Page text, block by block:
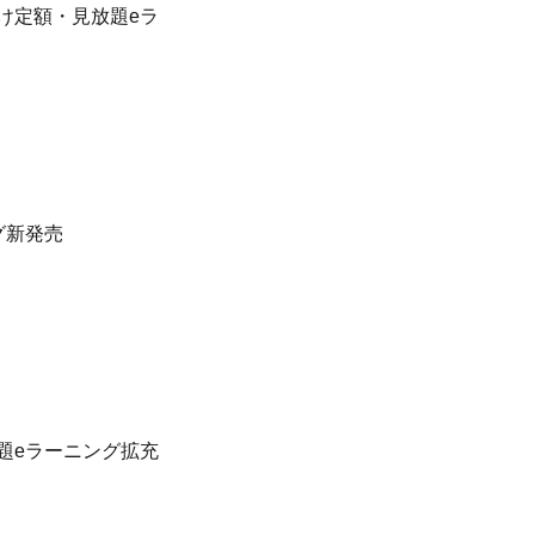
定額・見放題eラ
新発売
eラーニング拡充